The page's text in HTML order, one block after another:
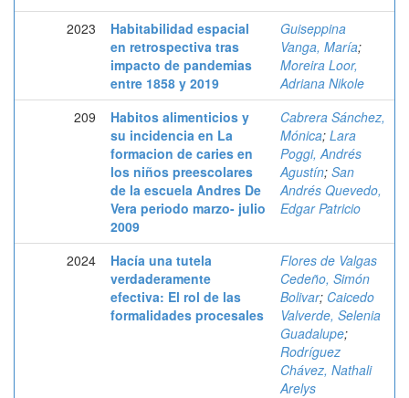
2023
Habitabilidad espacial
en retrospectiva tras
impacto de pandemias
entre 1858 y 2019
Guiseppina
Vanga, María;
Moreira Loor,
Adriana Nikole
209
Habitos alimenticios y
su incidencia en La
formacion de caries en
los niños preescolares
de la escuela Andres De
Vera periodo marzo- julio
2009
Cabrera Sánchez,
Mónica; Lara
Poggi, Andrés
Agustín; San
Andrés Quevedo,
Edgar Patricio
2024
Hacía una tutela
verdaderamente
efectiva: El rol de las
formalidades procesales
Flores de Valgas
Cedeño, Simón
Bolivar; Caicedo
Valverde, Selenia
Guadalupe;
Rodríguez
Chávez, Nathali
Arelys